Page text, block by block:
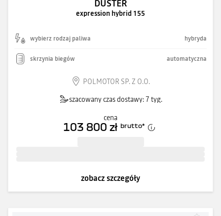
DUSTER
expression hybrid 155
wybierz rodzaj paliwa hybryda
skrzynia biegów automatyczna
POLMOTOR SP. Z O.O.
szacowany czas dostawy: 7 tyg.
cena
103 800 zł brutto*
zobacz szczegóły